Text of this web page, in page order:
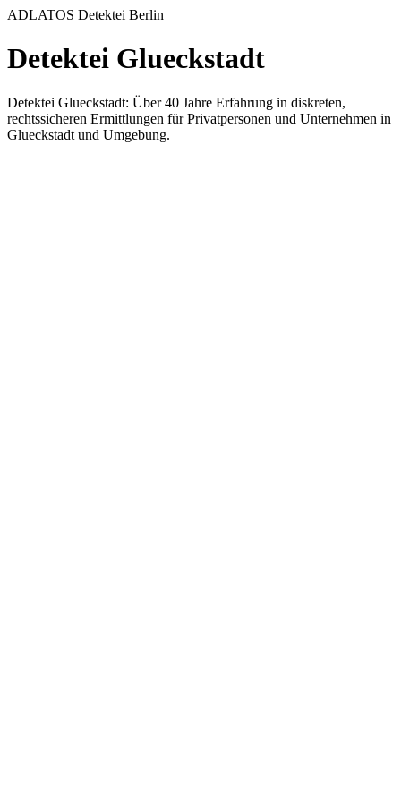
ADLATOS Detektei Berlin
Detektei Glueckstadt
Detektei Glueckstadt: Über 40 Jahre Erfahrung in diskreten,
rechtssicheren Ermittlungen für Privatpersonen und Unternehmen in
Glueckstadt und Umgebung.